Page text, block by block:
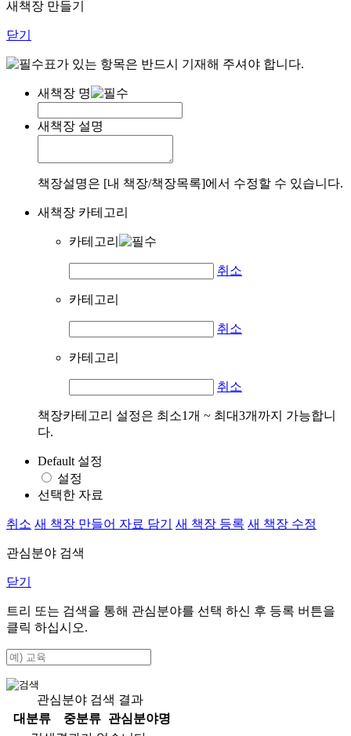
새책장 만들기
닫기
표가 있는 항목은 반드시 기재해 주셔야 합니다.
새책장 명
새책장 설명
책장설명은 [내 책장/책장목록]에서 수정할 수 있습니다.
새책장 카테고리
카테고리
취소
카테고리
취소
카테고리
취소
책장카테고리 설정은 최소1개 ~ 최대3개까지 가능합니
다.
Default 설정
설정
선택한 자료
취소 새 책장 만들어 자료 담기 새 책장 등록 새 책장 수정
관심분야 검색
닫기
트리 또는 검색을 통해 관심분야를 선택 하신 후 등록 버튼을
클릭 하십시오.
관심분야 검색 결과
대분류
중분류
관심분야명